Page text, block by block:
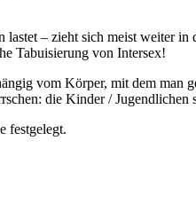
– zieht sich meist weiter
Tabuisierung von Intersex!
vom Körper, mit dem
die Kinder /
festgelegt.